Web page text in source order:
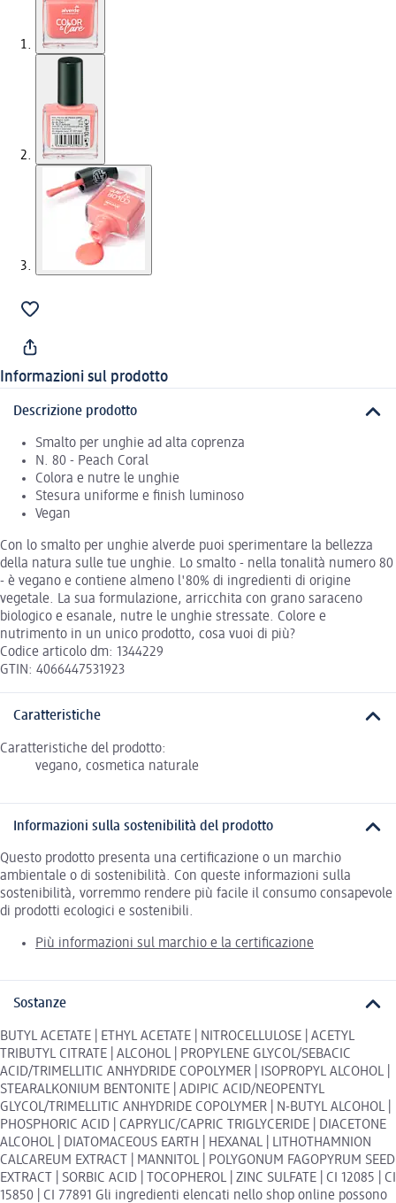
Informazioni sul prodotto
Descrizione prodotto
Smalto per unghie ad alta coprenza
N. 80 - Peach Coral
Colora e nutre le unghie
Stesura uniforme e finish luminoso
Vegan
Con lo smalto per unghie alverde puoi sperimentare la bellezza
della natura sulle tue unghie. Lo smalto - nella tonalità numero 80
- è vegano e contiene almeno l'80% di ingredienti di origine
vegetale. La sua formulazione, arricchita con grano saraceno
biologico e esanale, nutre le unghie stressate. Colore e
nutrimento in un unico prodotto, cosa vuoi di più?
Codice articolo dm: 1344229
GTIN: 4066447531923
Caratteristiche
Caratteristiche del prodotto:
vegano, cosmetica naturale
Informazioni sulla sostenibilità del prodotto
Questo prodotto presenta una certificazione o un marchio
ambientale o di sostenibilità. Con queste informazioni sulla
sostenibilità, vorremmo rendere più facile il consumo consapevole
di prodotti ecologici e sostenibili.
Più informazioni sul marchio e la certificazione
Sostanze
BUTYL ACETATE | ETHYL ACETATE | NITROCELLULOSE | ACETYL
TRIBUTYL CITRATE | ALCOHOL | PROPYLENE GLYCOL/SEBACIC
ACID/TRIMELLITIC ANHYDRIDE COPOLYMER | ISOPROPYL ALCOHOL |
STEARALKONIUM BENTONITE | ADIPIC ACID/NEOPENTYL
GLYCOL/TRIMELLITIC ANHYDRIDE COPOLYMER | N-BUTYL ALCOHOL |
PHOSPHORIC ACID | CAPRYLIC/CAPRIC TRIGLYCERIDE | DIACETONE
ALCOHOL | DIATOMACEOUS EARTH | HEXANAL | LITHOTHAMNION
CALCAREUM EXTRACT | MANNITOL | POLYGONUM FAGOPYRUM SEED
EXTRACT | SORBIC ACID | TOCOPHEROL | ZINC SULFATE | CI 12085 | CI
15850 | CI 77891 Gli ingredienti elencati nello shop online possono